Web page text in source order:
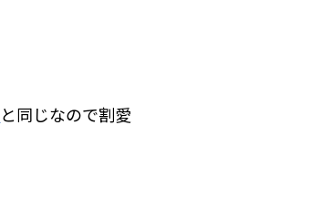
と同じなので割愛